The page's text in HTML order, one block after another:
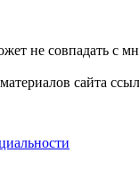
не совпадать с
сайта